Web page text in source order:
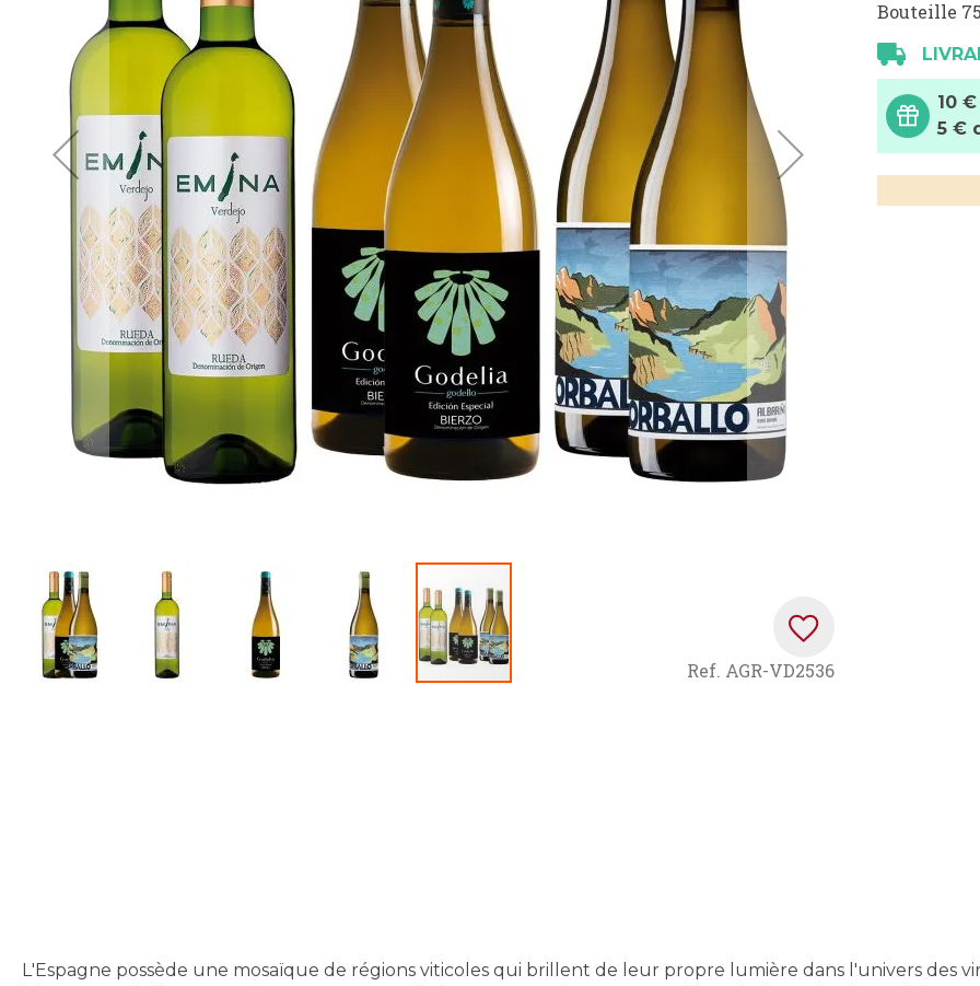
Ref. AGR-VD2536
Bouteille
10
5 €
L'Espagne possède une mosaïque de régions viticoles qui brillent de leur propre lumière dans l'univers des